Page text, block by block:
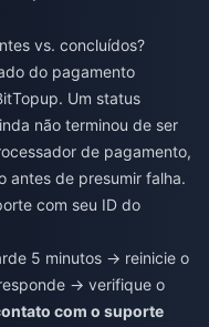
vs. concluídos?
do pagamento
Um status
não terminou de ser
de pagamento,
antes de presumir falha.
com seu ID do
5 minutos → reinicie o
→ verifique o
com o suporte